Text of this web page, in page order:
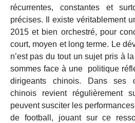
récurrentes, constantes et
précises. Il existe véritablement
2015 et bien orchestré, pour
court, moyen et long terme. Le
n’est pas du tout un sujet pris à
sommes face à une politique
dirigeants chinois. Dans ses
chinois revient régulièrement
peuvent susciter les
de football, jouant sur ce